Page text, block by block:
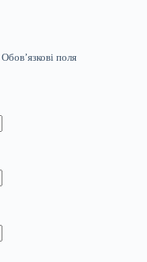
Обов’язкові поля